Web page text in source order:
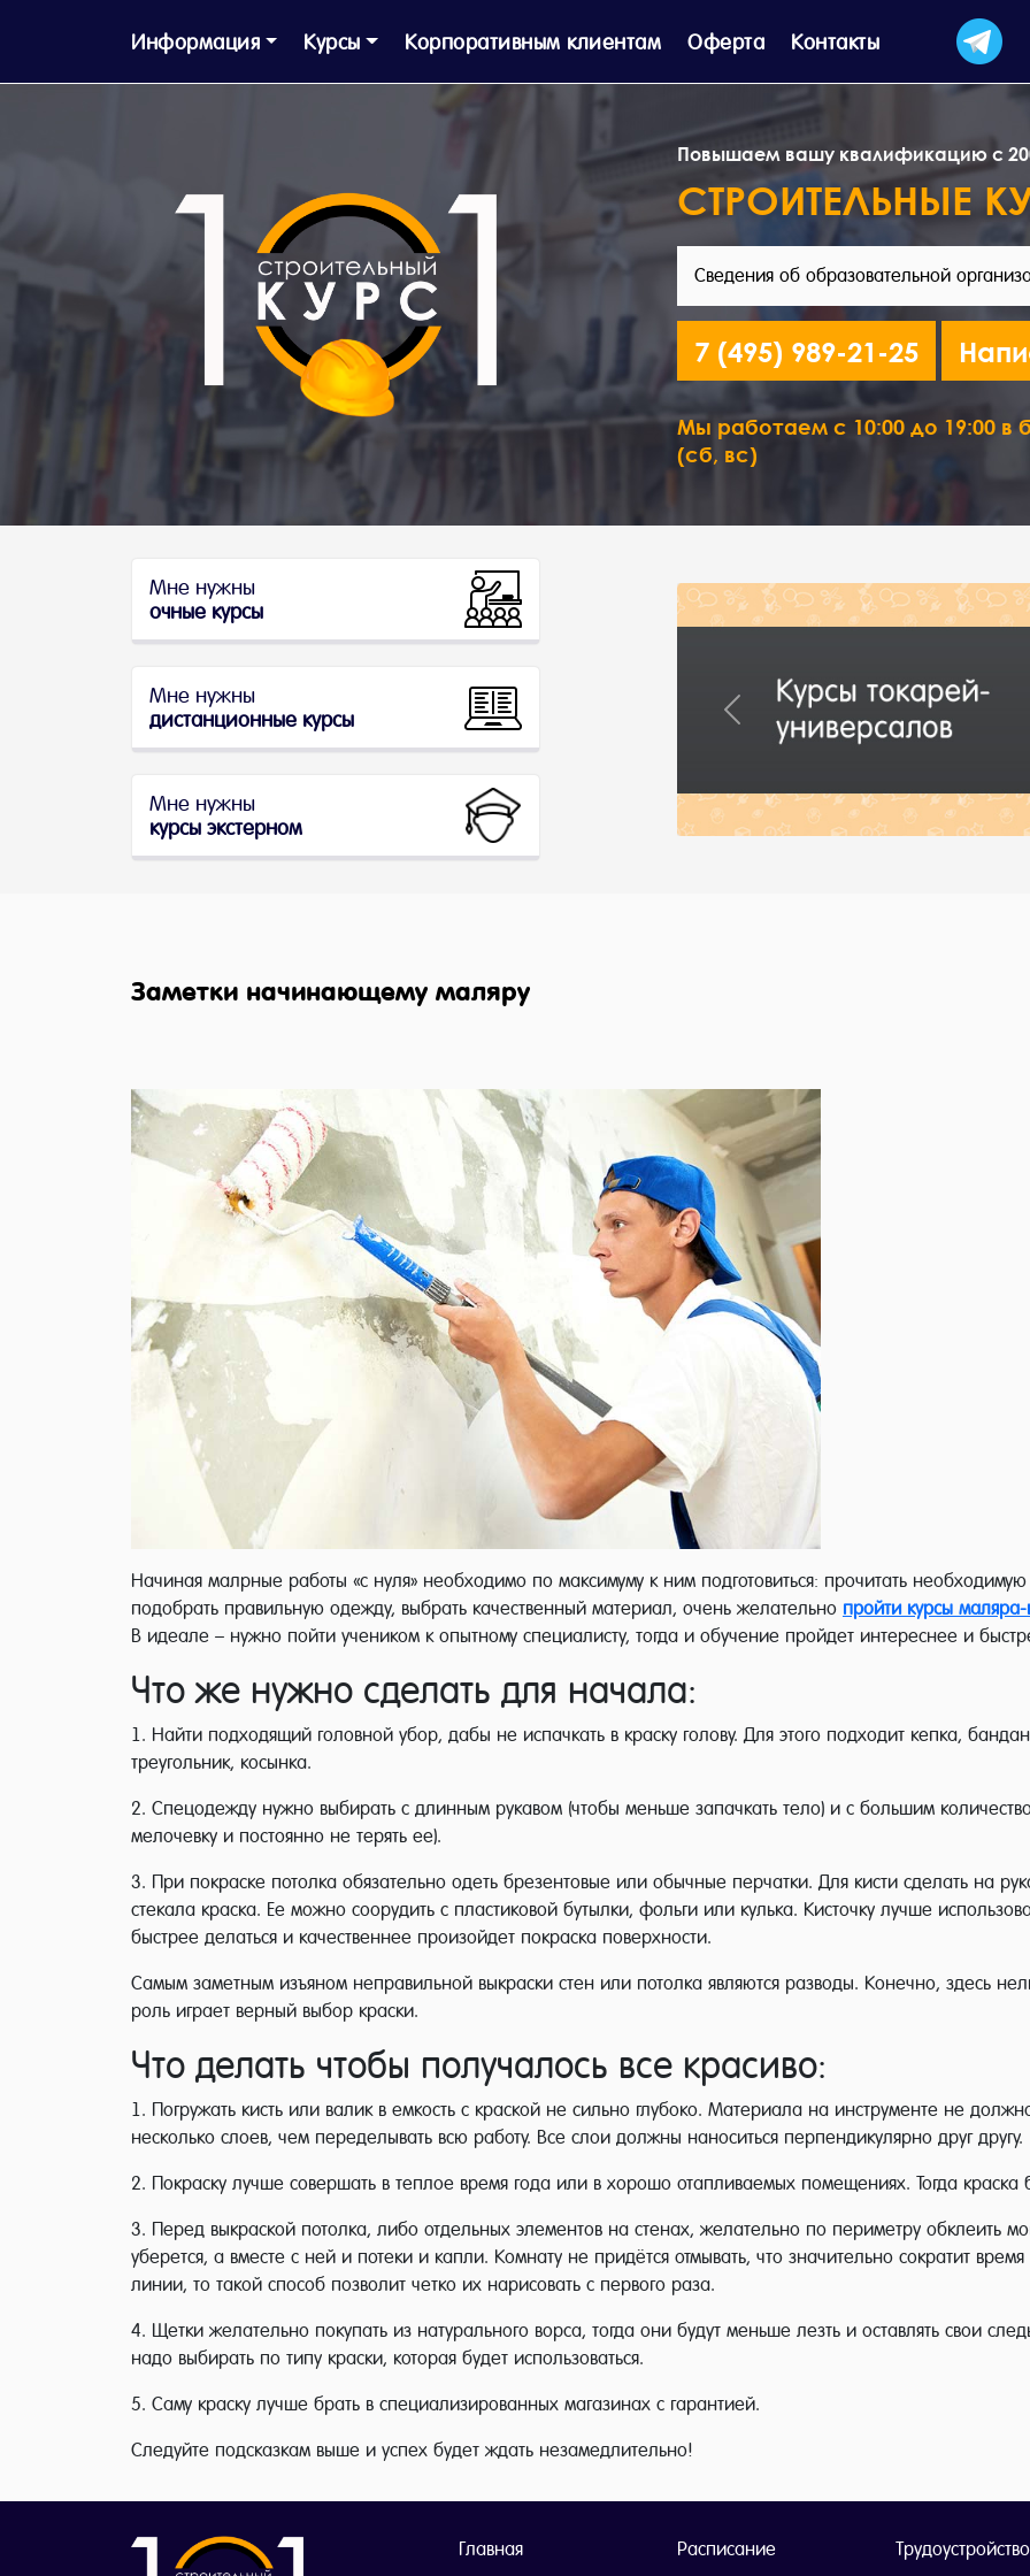
Информация Курсы Корпоративным клиентам Оферта Контакты
Повышаем вашу квалификацию с
СТРОИТЕЛЬНЫЕ
Сведения об образовательной
7 (495) 989-21-25
Мы работаем с 10:00 до 19:00 в
(сб, вс)
Мне нужны
очные курсы
Мне нужны
дистанционные курсы
Мне нужны
курсы экстерном
Previous
Заметки начинающему маляру
Начиная малрные работы «с нуля» необходимо по максимуму к ним подготовиться: прочитать
подобрать правильную одежду, выбрать качественный материал, очень желательно пройти курсы маляра-
В идеале – нужно пойти учеником к опытному специалисту, тогда и обучение пройдет интереснее и
Что же нужно сделать для начала:
1. Найти подходящий головной убор, дабы не испачкать в краску голову. Для этого подходит кепка,
треугольник, косынка.
2. Спецодежду нужно выбирать с длинным рукавом (чтобы меньше запачкать тело) и с большим
мелочевку и постоянно не терять ее).
3. При покраске потолка обязательно одеть брезентовые или обычные перчатки. Для кисти сделать на
стекала краска. Ее можно соорудить с пластиковой бутылки, фольги или кулька. Кисточку лучше
быстрее делаться и качественнее произойдет покраска поверхности.
Самым заметным изъяном неправильной выкраски стен или потолка являются разводы. Конечно, здесь
роль играет верный выбор краски.
Что делать чтобы получалось все красиво:
1. Погружать кисть или валик в емкость с краской не сильно глубоко. Материала на инструменте не
несколько слоев, чем переделывать всю работу. Все слои должны наноситься перпендикулярно друг другу.
2. Покраску лучше совершать в теплое время года или в хорошо отапливаемых помещениях. Тогда краска
3. Перед выкраской потолка, либо отдельных элементов на стенах, желательно по периметру обклеить
уберется, а вместе с ней и потеки и капли. Комнату не придётся отмывать, что значительно сократит
линии, то такой способ позволит четко их нарисовать с первого раза.
4. Щетки желательно покупать из натурального ворса, тогда они будут меньше лезть и оставлять свои
надо выбирать по типу краски, которая будет использоваться.
5. Саму краску лучше брать в специализированных магазинах с гарантией.
Следуйте подсказкам выше и успех будет ждать незамедлительно!
Главная Расписание Трудоустройство